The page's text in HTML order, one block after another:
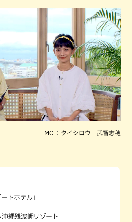
MC ：タイシロウ 武智志穂
トホテル」
縄残波岬リゾート